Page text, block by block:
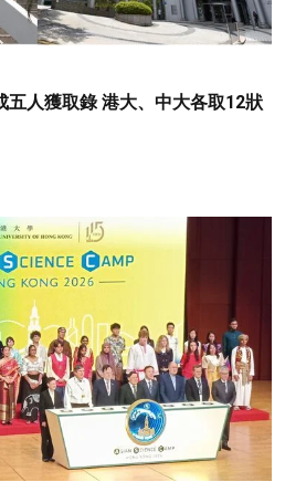
五人獲取錄 港大、中大各取12狀